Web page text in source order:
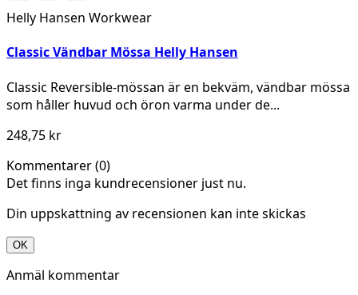
BLACK/YELLOW
DARK
GREY/ORANGE
NAVY/STONE
Helly Hansen Workwear
Classic Vändbar Mössa Helly Hansen
Classic Reversible-mössan är en bekväm, vändbar mössa
som håller huvud och öron varma under de...
248,75 kr
Kommentarer (0)
Det finns inga kundrecensioner just nu.
Din uppskattning av recensionen kan inte skickas
OK
Anmäl kommentar